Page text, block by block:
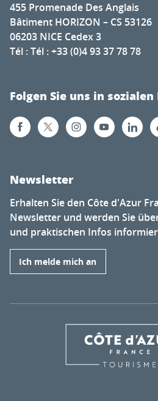
455 Promenade Des Anglais
Bâtiment HORIZON – CS 53126
06203 NICE Cedex 3
Tél : Tél : +33 (0)4 93 37 78 78
Folgen Sie uns in
Newsletter
Erhalten Sie den Côte d'Azur
Newsletter und werden Sie
und praktischen Infos
Ich melde mich an